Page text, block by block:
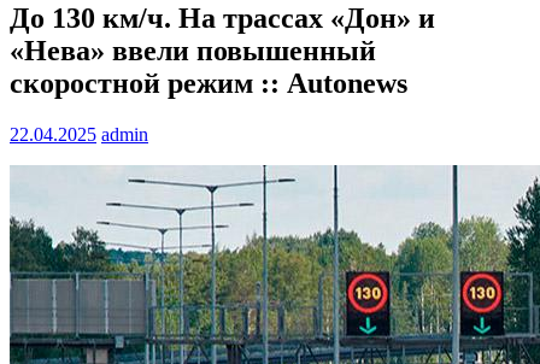
До 130 км/ч. На трассах «Дон» и
«Нева» ввели повышенный
скоростной режим :: Autonews
22.04.2025 admin